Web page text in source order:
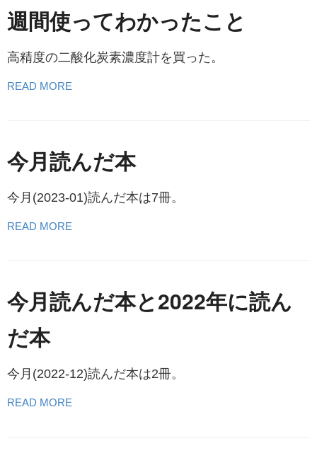
週間使ってわかったこと
高精度の二酸化炭素濃度計を買った。
READ MORE
今月読んだ本
今月(2023-01)読んだ本は7冊。
READ MORE
今月読んだ本と2022年に読ん
だ本
今月(2022-12)読んだ本は2冊。
READ MORE